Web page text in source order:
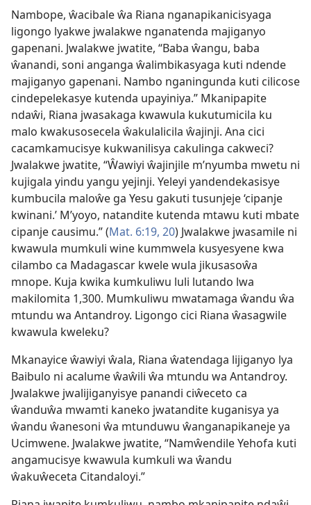
Nambope, ŵacibale ŵa Riana nganapikanicisyaga
ligongo lyakwe jwalakwe nganatenda majiganyo
gapenani. Jwalakwe jwatite, “Baba ŵangu, baba
ŵanandi, soni anganga ŵalimbikasyaga kuti ndende
majiganyo gapenani. Nambo nganingunda kuti cilicose
cindepelekasye kutenda upayiniya.” Mkanipapite
ndaŵi, Riana jwasakaga kwawula kukutumicila ku
malo kwakusosecela ŵakulalicila ŵajinji. Ana cici
cacamkamucisye kukwanilisya cakulinga cakweci?
Jwalakwe jwatite, “Ŵawiyi ŵajinjile m’nyumba mwetu ni
kujigala yindu yangu yejinji. Yeleyi yandendekasisye
kumbucila maloŵe ga Yesu gakuti tusunjeje ‘cipanje
kwinani.’ M’yoyo, natandite kutenda mtawu kuti mbate
cipanje causimu.” (Mat. 6:19, 20) Jwalakwe jwasamile ni
kwawula mumkuli wine kummwela kusyesyene kwa
cilambo ca Madagascar kwele wula jikusasoŵa
mnope. Kuja kwika kumkuliwu luli lutando lwa
makilomita 1,300. Mumkuliwu mwatamaga ŵandu ŵa
mtundu wa Antandroy. Ligongo cici Riana ŵasagwile
kwawula kweleku?
Mkanayice ŵawiyi ŵala, Riana ŵatendaga lijiganyo lya
Baibulo ni acalume ŵaŵili ŵa mtundu wa Antandroy.
Jwalakwe jwalijiganyisye panandi ciŵeceto ca
ŵanduŵa mwamti kaneko jwatandite kuganisya ya
ŵandu ŵanesoni ŵa mtunduwu ŵanganapikaneje ya
Ucimwene. Jwalakwe jwatite, “Namŵendile Yehofa kuti
angamucisye kwawula kumkuli wa ŵandu
ŵakuŵeceta Citandaloyi.”